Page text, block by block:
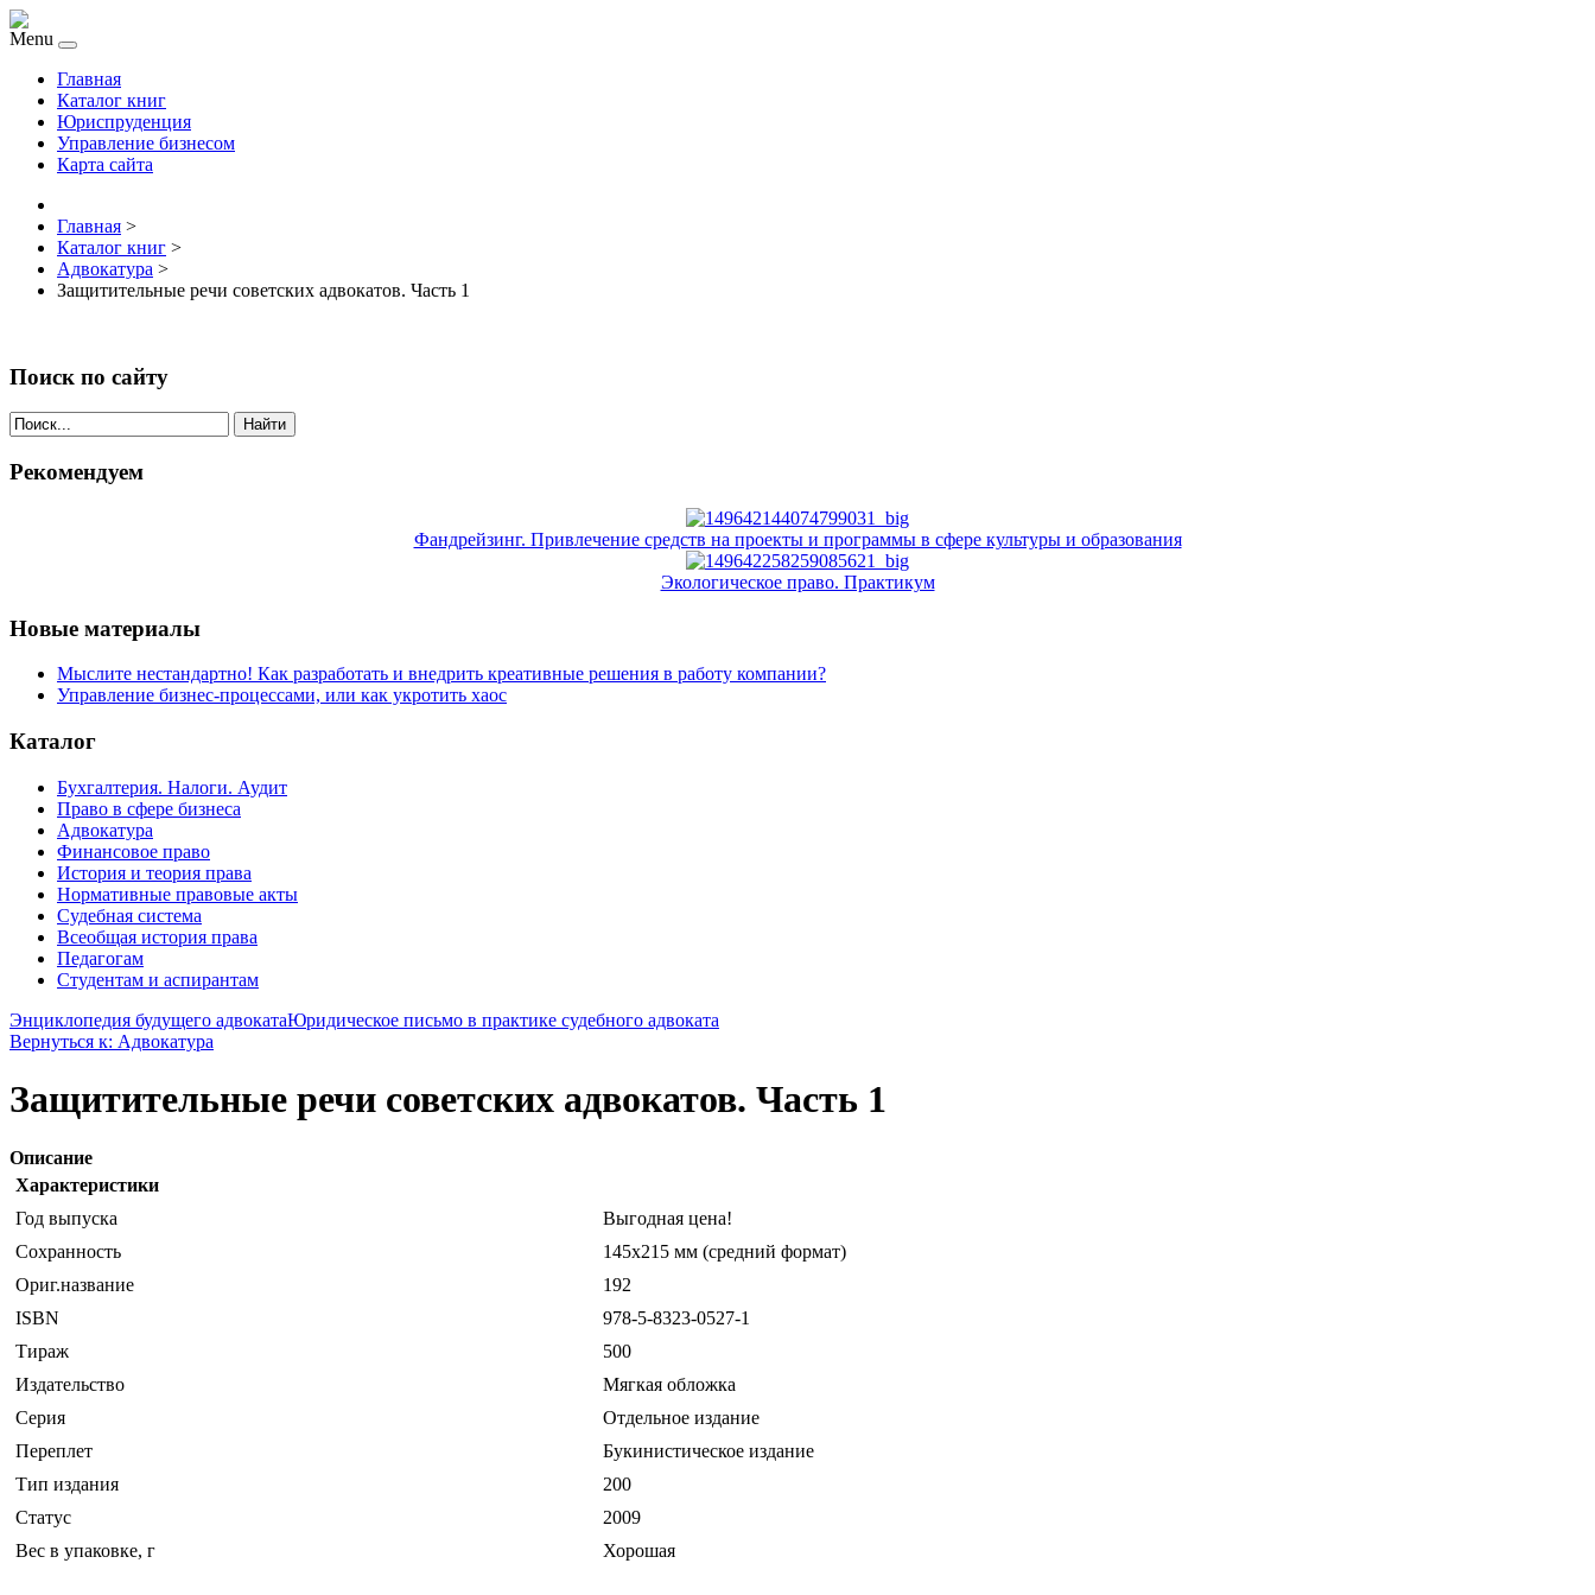
Menu
Главная
Каталог книг
Юриспруденция
Управление бизнесом
Карта сайта
Главная >
Каталог книг >
Адвокатура >
Защитительные речи советских адвокатов. Часть 1
Поиск по сайту
Найти
Рекомендуем
Фандрейзинг. Привлечение средств на проекты и программы в сфере культуры и образования
Экологическое право. Практикум
Новые материалы
Мыслите нестандартно! Как разработать и внедрить креативные решения в работу компании?
Управление бизнес-процессами, или как укротить хаос
Каталог
Бухгалтерия. Налоги. Аудит
Право в сфере бизнеса
Адвокатура
Финансовое право
История и теория права
Нормативные правовые акты
Судебная система
Всеобщая история права
Педагогам
Студентам и аспирантам
Энциклопедия будущего адвокатаЮридическое письмо в практике судебного адвоката
Вернуться к: Адвокатура
Защитительные речи советских адвокатов. Часть 1
Описание
Характеристики
Год выпуска
Выгодная цена!
Сохранность
145х215 мм (средний формат)
Ориг.название
192
ISBN
978-5-8323-0527-1
Тираж
500
Издательство
Мягкая обложка
Серия
Отдельное издание
Переплет
Букинистическое издание
Тип издания
200
Статус
2009
Вес в упаковке, г
Хорошая